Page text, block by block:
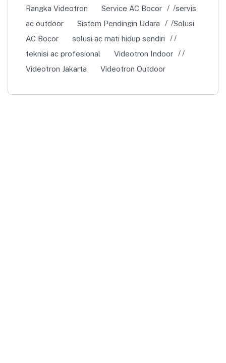
Rangka Videotron
Service AC Bocor
servis
ac outdoor
Sistem Pendingin Udara
Solusi
AC Bocor
solusi ac mati hidup sendiri
teknisi ac profesional
Videotron Indoor
Videotron Jakarta
Videotron Outdoor